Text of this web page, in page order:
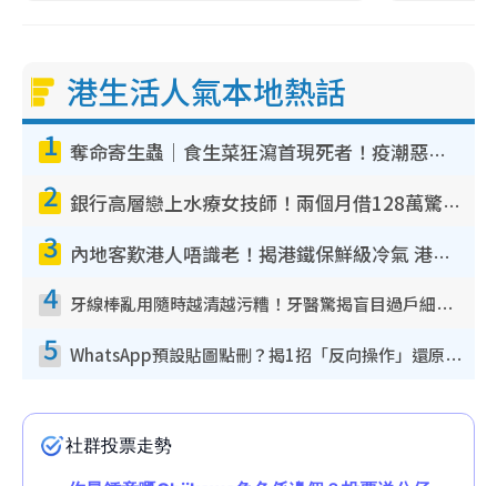
港生活人氣本地熱話
1 奪命寄生蟲｜食生菜狂瀉首現死者！疫潮惡化錄1.8萬宗病例 揭洗菜3大謬誤
2 銀行高層戀上水療女技師！兩個月借128萬驚覺「沉船」沉落火海 揭背後疑似邪教操控賣淫
3 內地客歎港人唔識老！揭港鐵保鮮級冷氣 港人求放過：咪投訴
4 牙線棒亂用隨時越清越污糟！牙醫驚揭盲目過戶細菌恐致蛀牙：呢種先係日常真保養
5 WhatsApp預設貼圖點刪？揭1招「反向操作」還原簡潔介面 附3步實測教學